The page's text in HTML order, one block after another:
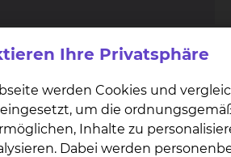
/ Rhythmologie
Ihre Privatsphäre
werden Cookies und
um die
Inhalte zu
Dabei werden